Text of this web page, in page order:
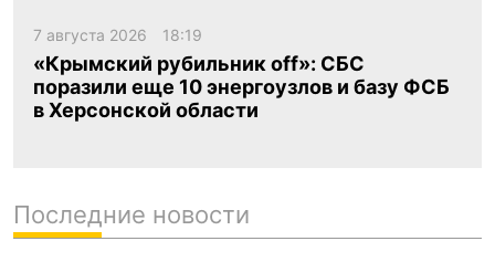
7 августа 2026 18:19
«Крымский рубильник off»: СБС
поразили еще 10 энергоузлов и базу ФСБ
в Херсонской области
Последние новости